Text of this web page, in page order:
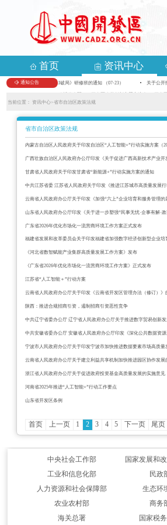
首页 资讯中心
通知公告
于举办首期《数智化变革 AI破局》研修班的通知 （07-23） 关于公开
于组织参加第九届中国—亚欧博览会暨2026开发区改革创新主题交流会、“开发
当前位置：
资讯中心>省市自治区政策法规
省市自治区政策法规
内蒙古自治区人民政府关于印发自治区“人工智能+”行动实施方案（
甘肃省人民政府关于印发甘肃省“新能源+”行动实施方案的通知
中共江苏省委 江苏省人民政府关于印发《推进江苏城市高质量发展
云南省人民政府办公厅关于印发《加强“六上”企业培育和服务管理的
广东省2026年优化市场化一流营商环境工作方案正式发布
福建省发展和改革委员会关于印发福建省加强数字经济创新型企业培
《河北省数智赋能产业集群高质量发展工作方案》发布
《广东省2026年优化市场化一流营商环境工作方案》正式发布
江苏省“人工智能＋”行动方案
云南省人民政府办公厅关于印发《云南省开发区管理办法（修订）》
陕西：推进合规招商引资，遏制招商引资恶性竞争
中共辽宁省委办公厅 辽宁省人民政府办公厅关于推进数字贸易创新
中共安徽省委办公厅 安徽省人民政府办公厅印发《深化公共数据资源
云南省人民政府办公厅关于建立利益共享机制加快推进园区协作发展
浙江省人民政府办公厅关于促进政府投资基金高质量发展的实施意见
河南省2025年推进“人工智能+”行动工作要点
山东省开发区条例
首页 上一页 1 2 3 4 5 下一页 尾页
中央社会工作部 国家发展和
工业和信息化部
民政
人力资源和社会保障部
生态环
农业农村部
商务
海关总署
国家税